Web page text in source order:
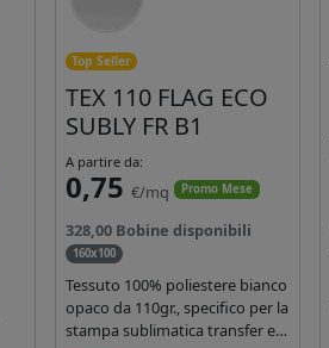
Top Seller
TEX 110 FLAG ECO
SUBLY FR B1
A partire da:
0,75 €/mq Promo Mese
328,00 Bobine disponibili
160x100
Tessuto 100% poliestere bianco
opaco da 110gr., specifico per la
stampa sublimatica transfer e